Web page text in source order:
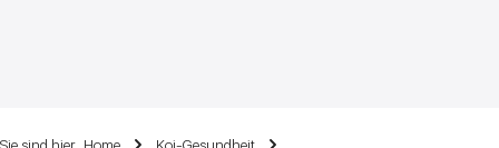
Sie sind hier Home
Koi-Gesundheit